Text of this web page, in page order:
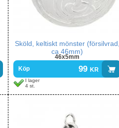
Sköld, keltiskt mönster (försilvrad,
ca 46mm)
46x5mm
Köp
99 kr
I lager
4 st.